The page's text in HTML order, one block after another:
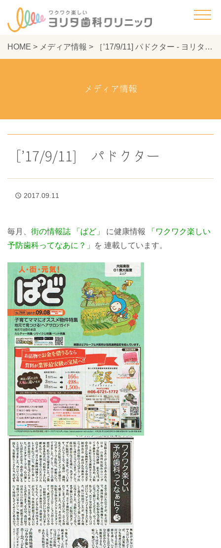
HOME > メディア情報 > ［’17/9/11] パドクター - ヨリタ歯科クリニック
メディア情報
［’17/9/11] パドクター
access_time 2017.09.11
毎月、 街の情報誌 「ぱど」 に健康情報 「 ワクワク楽しい
予防歯科ってなあに？ 」 を 連載しています。